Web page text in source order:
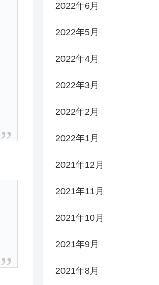
2022年6月
2022年5月
2022年4月
2022年3月
2022年2月
2022年1月
2021年12月
2021年11月
2021年10月
2021年9月
2021年8月